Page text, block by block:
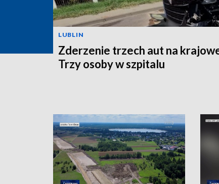
LUBLIN
Zderzenie trzech aut na
Trzy osoby w szpitalu